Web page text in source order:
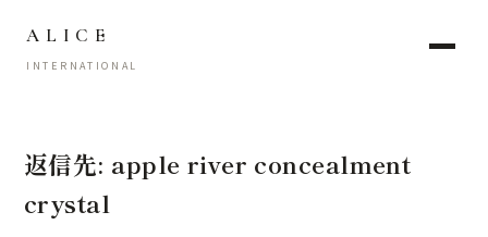
ALICE
INTERNATIONAL
返信先: apple river concealment
crystal